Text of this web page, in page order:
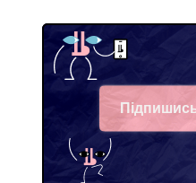
Telegram